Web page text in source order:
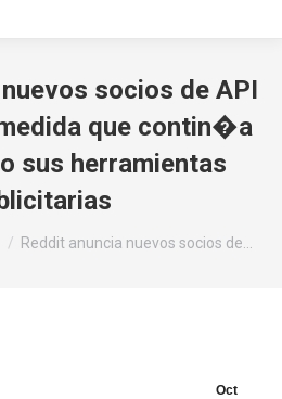
socios de API
que contin�a
sus herramientas
Reddit anuncia nuevos socios de…
Oct